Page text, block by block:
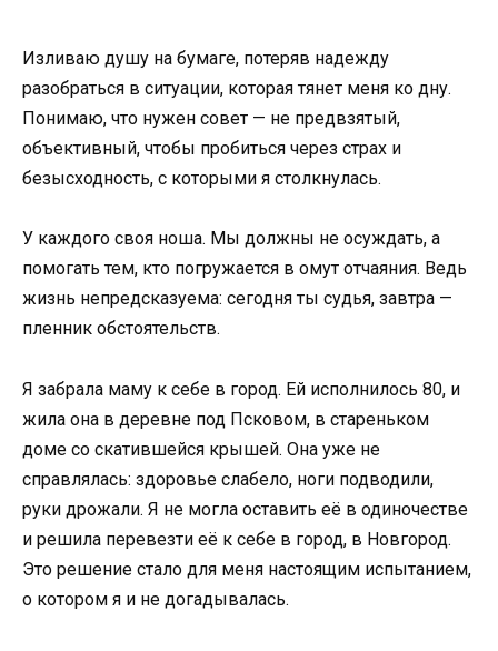
Изливаю душу на бумаге, потеряв надежду
разобраться в ситуации, которая тянет меня ко дну.
Понимаю, что нужен совет — не предвзятый,
объективный, чтобы пробиться через страх и
безысходность, с которыми я столкнулась.
У каждого своя ноша. Мы должны не осуждать, а
помогать тем, кто погружается в омут отчаяния. Ведь
жизнь непредсказуема: сегодня ты судья, завтра —
пленник обстоятельств.
Я забрала маму к себе в город. Ей исполнилось 80, и
жила она в деревне под Псковом, в стареньком
доме со скатившейся крышей. Она уже не
справлялась: здоровье слабело, ноги подводили,
руки дрожали. Я не могла оставить её в одиночестве
и решила перевезти её к себе в город, в Новгород.
Это решение стало для меня настоящим испытанием,
о котором я и не догадывалась.